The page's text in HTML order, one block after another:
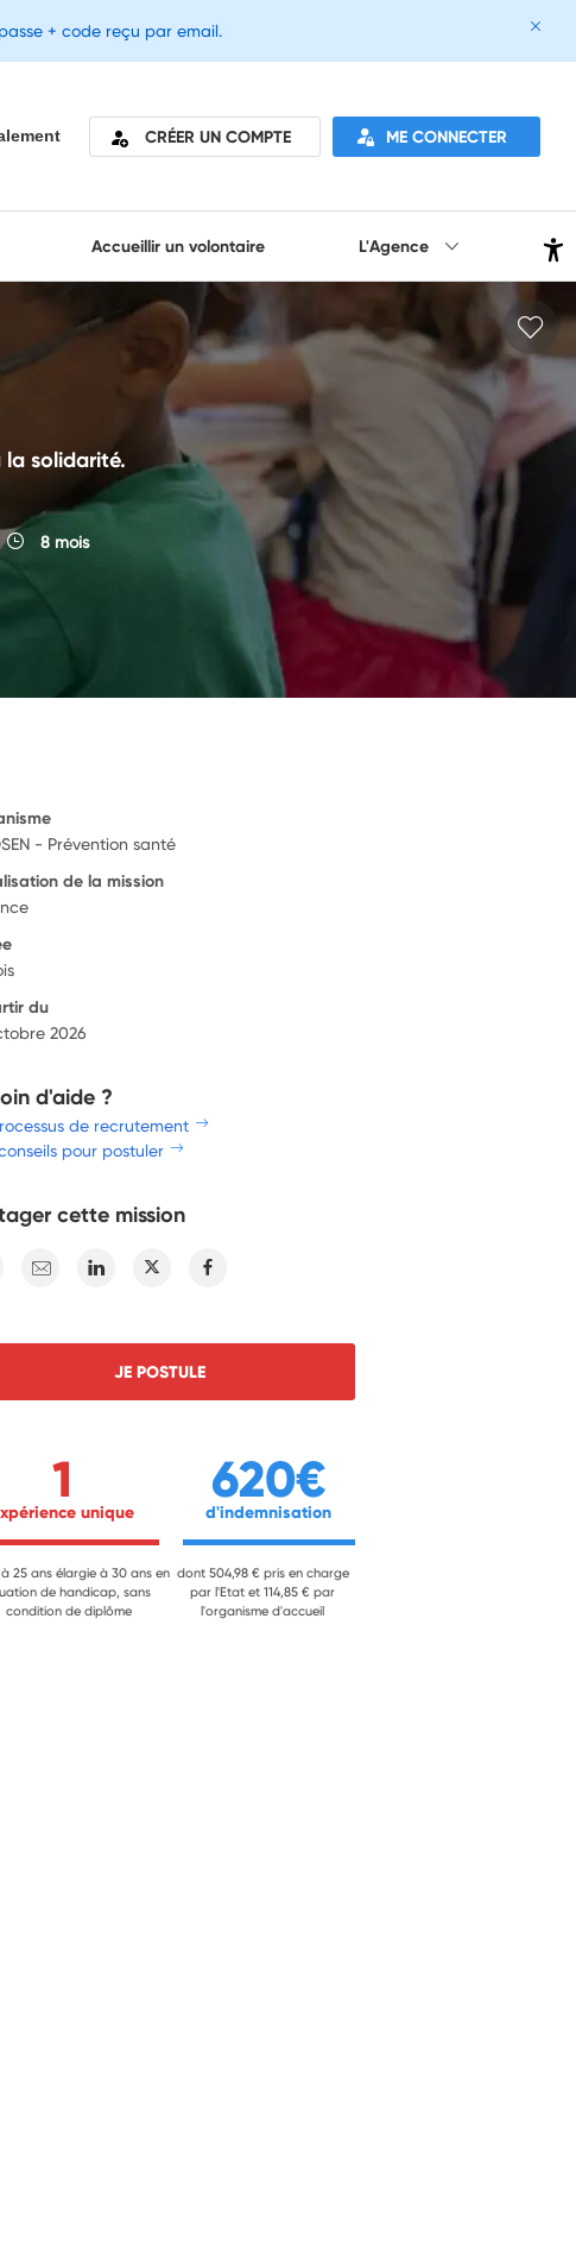
CRÉER UN COMPTE ME CONNECTER
Accueillir un volontaire L'Agence
la solidarité.
8 mois
- Prévention santé
de la mission
du
2026
d'aide ?
de recrutement
pour postuler
cette mission
E-mail Linkedin Twitter
JE POSTULE
1
unique
à 25 ans élargie à 30 ans en
de handicap, sans
condition de diplôme
620€
d'indemnisation
dont 504,98 € pris en charge
par l'Etat et 114,85 € par
l'organisme d'accueil
+ code reçu par email.